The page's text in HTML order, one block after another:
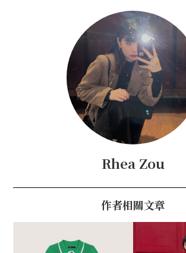
Rhea Zou
作者相關文章